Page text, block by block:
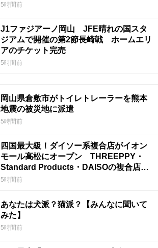
5時間前
J1ファジアーノ岡山 JFE晴れの国スタ
ジアムで開催の第2節長崎戦 ホームエリ
アのチケット完売
5時間前
岡山県倉敷市がトイレトレーラーを熊本
地震の被災地に派遣
5時間前
四国最大級！ダイソー系複合店がイオン
モール高松にオープン THREEPPY・
Standard Products・DAISOの複合店は
香川県初
5時間前
あなたは犬派？猫派？【みんなに聞いて
みた】
5時間前